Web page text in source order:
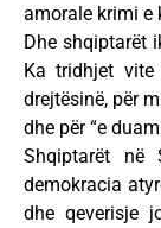
amorale krimi e
Dhe shqiptarët
Ka tridhjet vite
drejtësinë, për
dhe për “e
Shqiptarët në
demokracia
dhe qeverisje